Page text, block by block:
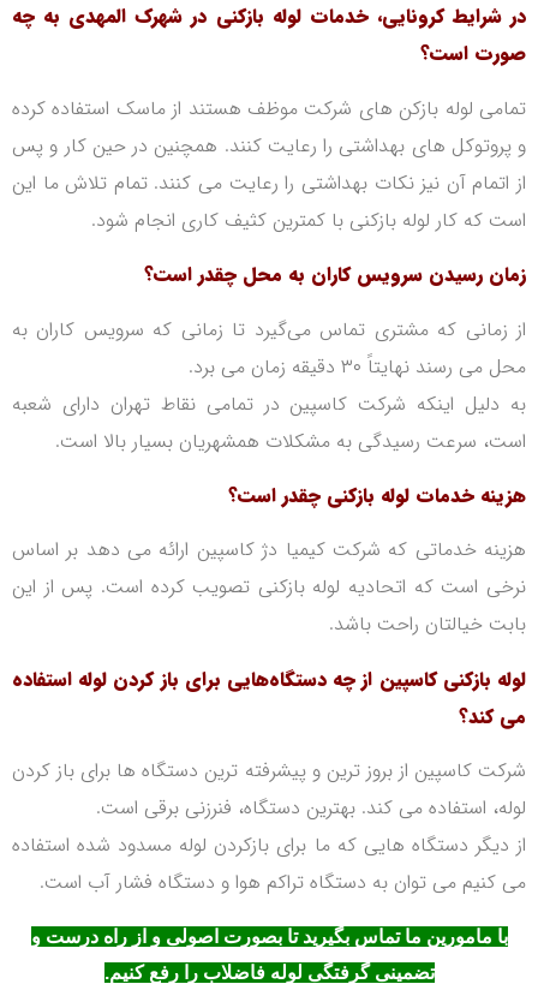
در شرایط کرونایی، خدمات لوله بازکنی در شهرک المهدی به چه
صورت است؟
تمامی لوله بازکن های شرکت موظف هستند از ماسک استفاده کرده
و پروتوکل های بهداشتی را رعایت کنند. همچنین در حین کار و پس
از اتمام آن نیز نکات بهداشتی را رعایت می کنند. تمام تلاش ما این
است که کار لوله بازکنی با کمترین کثیف کاری انجام شود.
زمان رسیدن سرویس کاران به محل چقدر است؟
از زمانی که مشتری تماس می‌گیرد تا زمانی که سرویس کاران به
محل می رسند نهایتاً ۳۰ دقیقه زمان می برد.
به دلیل اینکه شرکت کاسپین در تمامی نقاط تهران دارای شعبه
است، سرعت رسیدگی به مشکلات همشهریان بسیار بالا است.
هزینه خدمات لوله بازکنی چقدر است؟
هزینه خدماتی که شرکت کیمیا دژ کاسپین ارائه می دهد بر اساس
نرخی است که اتحادیه لوله بازکنی تصویب کرده است. پس از این
بابت خیالتان راحت با‌شد.
لوله بازکنی کاسپین از چه دستگاه‌هایی برای باز کردن لوله استفاده
می کند؟
شرکت کاسپین از بروز ترین و پیشرفته ترین دستگاه ها برای باز کردن
لوله، استفاده می کند. بهترین دستگاه، فنرزنی برقی است.
از دیگر دستگاه هایی که ما برای بازکردن لوله مسدود شده استفاده
می کنیم می توان به دستگاه تراکم هوا و دستگاه فشار آب است.
با مامورین ما تماس بگیرید تا بصورت اصولی و از راه درست و
تضمینی گرفتگی لوله فاضلاب را رفع کنیم.